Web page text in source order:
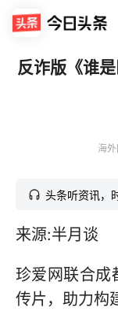
反诈版《谁
海
头条听资讯，
来源:半月谈
珍爱网联合成
传片，助力构